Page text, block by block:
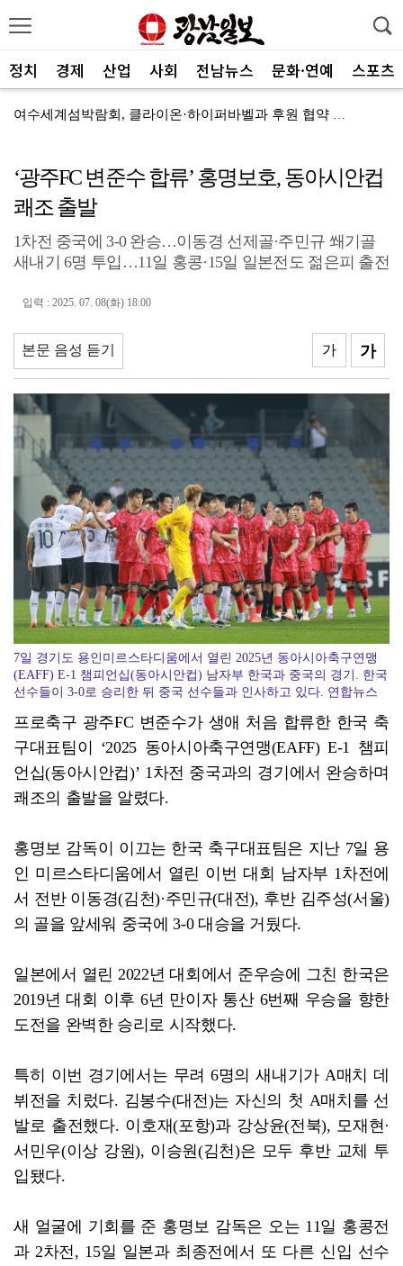
정치 경제 산업 사회 전남뉴스 문화·연예 스포츠
여수세계섬박람회, 클라이온·하이퍼바벨과 후원 협약 체결
광주FC, 레전드 예우 문화 뿌리내린다
전남도체육회, 유소년 스포츠 인재 육성 박차
'말 대신 몸짓으로'…몸과 마음 잇는 무언의 인문학
현대차 ‘디 올 뉴 아반떼’, 계약 첫날 1만대 돌파
[속보]전남광주특별시 초대 시민추천 부시장에 백승주·윤...
코스피, 차익실현 매물에 6300선 약세
‘광주FC 변준수 합류’ 홍명보호, 동아시안컵
쾌조 출발
1차전 중국에 3-0 완승…이동경 선제골·주민규 쐐기골
새내기 6명 투입…11일 홍콩·15일 일본전도 젊은피 출전
입력 : 2025. 07. 08(화) 18:00
본문 음성 듣기 가
가
7일 경기도 용인미르스타디움에서 열린 2025년 동아시아축구연맹
(EAFF) E-1 챔피언십(동아시안컵) 남자부 한국과 중국의 경기. 한국
선수들이 3-0로 승리한 뒤 중국 선수들과 인사하고 있다. 연합뉴스
프로축구 광주FC 변준수가 생애 처음 합류한 한국 축
구대표팀이 ‘2025 동아시아축구연맹(EAFF) E-1 챔피
언십(동아시안컵)’ 1차전 중국과의 경기에서 완승하며
쾌조의 출발을 알렸다.
홍명보 감독이 이끄는 한국 축구대표팀은 지난 7일 용
인 미르스타디움에서 열린 이번 대회 남자부 1차전에
서 전반 이동경(김천)·주민규(대전), 후반 김주성(서울)
의 골을 앞세워 중국에 3-0 대승을 거뒀다.
일본에서 열린 2022년 대회에서 준우승에 그친 한국은
2019년 대회 이후 6년 만이자 통산 6번째 우승을 향한
도전을 완벽한 승리로 시작했다.
특히 이번 경기에서는 무려 6명의 새내기가 A매치 데
뷔전을 치렀다. 김봉수(대전)는 자신의 첫 A매치를 선
발로 출전했다. 이호재(포항)과 강상윤(전북), 모재현·
서민우(이상 강원), 이승원(김천)은 모두 후반 교체 투
입됐다.
새 얼굴에 기회를 준 홍명보 감독은 오는 11일 홍콩전
과 2차전, 15일 일본과 최종전에서 또 다른 신입 선수